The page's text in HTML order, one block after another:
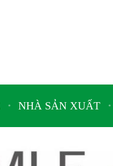
NHÀ SẢN XUẤT